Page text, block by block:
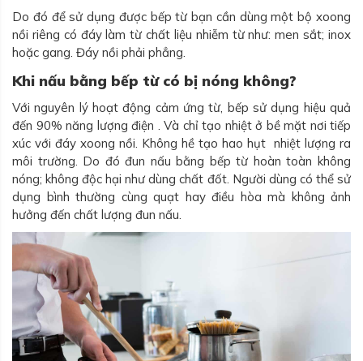
Do đó để sử dụng được bếp từ bạn cần dùng một bộ xoong
nồi riêng có đáy làm từ chất liệu nhiễm từ như: men sắt; inox
hoặc gang. Đáy nồi phải phẳng.
Khi nấu bằng bếp từ có bị nóng không?
Với nguyên lý hoạt động cảm ứng từ, bếp sử dụng hiệu quả
đến 90% năng lượng điện . Và chỉ tạo nhiệt ở bề mặt nơi tiếp
xúc với đáy xoong nồi. Không hề tạo hao hụt nhiệt lượng ra
môi trường. Do đó đun nấu bằng bếp từ hoàn toàn không
nóng; không độc hại như dùng chất đốt. Người dùng có thể sử
dụng bình thường cùng quạt hay điều hòa mà không ảnh
hưởng đến chất lượng đun nấu.